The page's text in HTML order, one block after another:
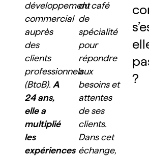
développement
commercial
auprès
des
clients
professionnels
(BtoB). A
24 ans,
elle a
multiplié
les
expériences
du café
de
spécialité
pour
répondre
aux
besoins et
attentes
de ses
clients.
Dans cet
échange,
?